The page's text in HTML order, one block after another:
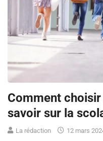
Comment
savoir sur la
La rédaction 12 mars